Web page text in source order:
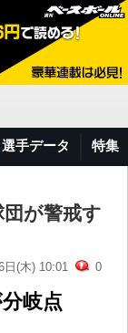
選手データ 特集
が警戒す
日(木) 10:01 0
岐点